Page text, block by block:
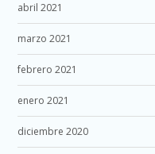
abril 2021
marzo 2021
febrero 2021
enero 2021
diciembre 2020